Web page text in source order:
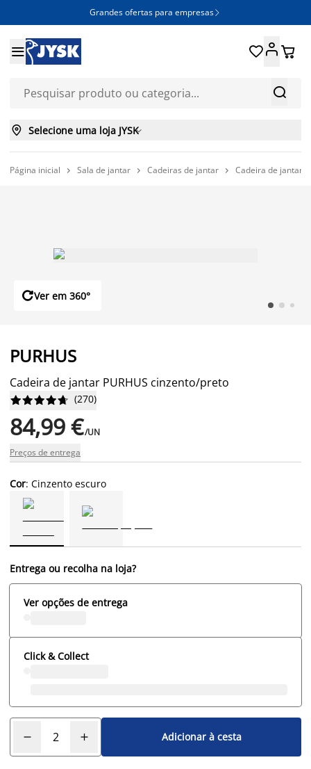
Grandes ofertas para empresas 


 
 Selecione uma loja JYSK
Página inicial  Sala de jantar  Cadeiras de jantar  Cadeira de jantar
Ver em 360°
PURHUS
Cadeira de jantar PURHUS cinzento/preto





 (270)
84,99 €/UN
Preços de entrega
Cor: Cinzento escuro
Entrega ou recolha na loja?
Ver opções de entrega
Click & Collect
Adicionar à cesta